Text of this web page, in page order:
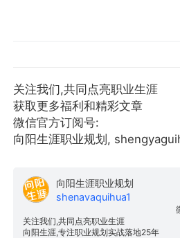
关注我们,共同点亮职业生涯
获取更多福利和精彩文章
微信官方订阅号:
向阳生涯职业规划,
向阳生涯职业规划
shenavaquihua1
关注我们,共同点亮职业生涯
向阳生涯,专注职业规划实战落地25年